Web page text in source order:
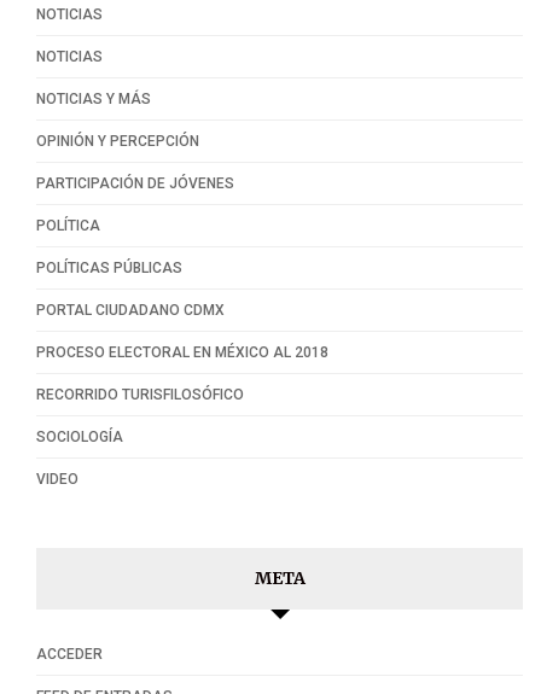
NOTICIAS
NOTICIAS
NOTICIAS Y MÁS
OPINIÓN Y PERCEPCIÓN
PARTICIPACIÓN DE JÓVENES
POLÍTICA
POLÍTICAS PÚBLICAS
PORTAL CIUDADANO CDMX
PROCESO ELECTORAL EN MÉXICO AL 2018
RECORRIDO TURISFILOSÓFICO
SOCIOLOGÍA
VIDEO
META
ACCEDER